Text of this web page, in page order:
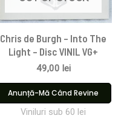
Chris de Burgh – Into The
Light – Disc VINIL VG+
49,00 lei
Anunță-Mă Când Revine
Viniluri sub 60 lei